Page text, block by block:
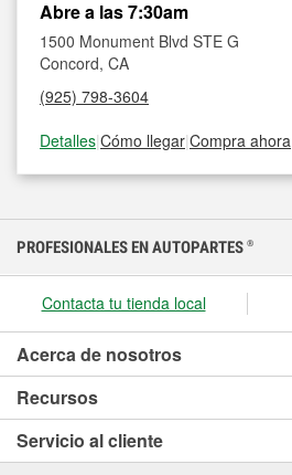
Abre a las 7:30am
1500 Monument Blvd STE G
Concord, CA
(925) 798-3604
Detalles|Cómo llegar|Compra ahora
PROFESIONALES EN AUTOPARTES ®
Contacta tu tienda local
Acerca de nosotros
Recursos
Servicio al cliente